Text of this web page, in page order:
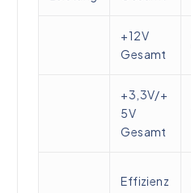
+12V
Gesamt
+3,3V/+
5V
Gesamt
Effizienz